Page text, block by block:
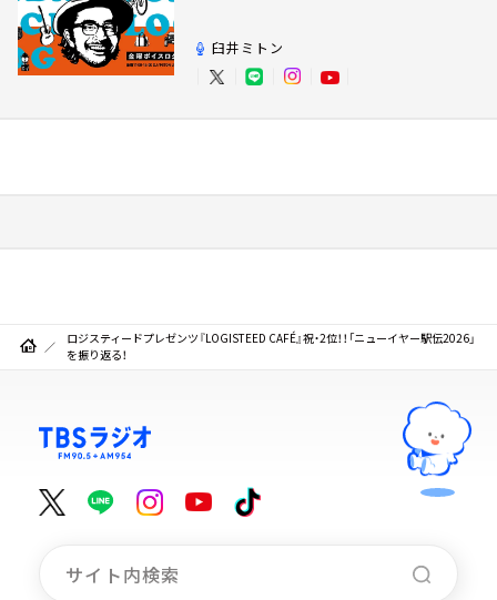
臼井ミトン
ロジスティードプレゼンツ『LOGISTEED CAFÉ』祝・2位！！「ニューイヤー駅伝2026」
を振り返る！